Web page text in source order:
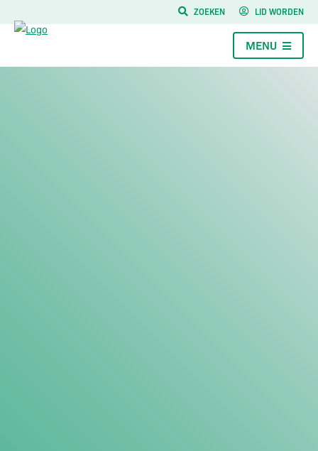
ZOEKEN LID WORDEN
MENU